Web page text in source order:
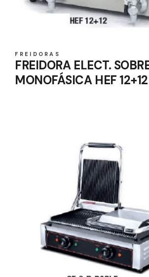
FREIDORAS
FREIDORA ELECT.
MONOFÁSICA HEF